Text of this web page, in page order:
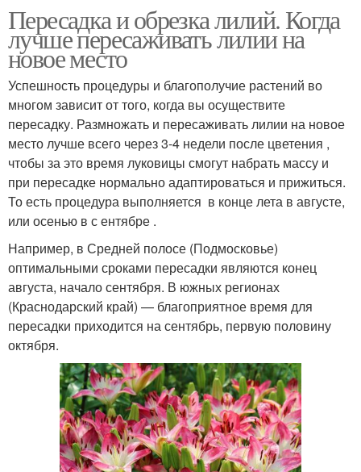
Пересадка и обрезка лилий. Когда
лучше пересаживать лилии на
новое место
Успешность процедуры и благополучие растений во
многом зависит от того, когда вы осуществите
пересадку. Размножать и пересаживать лилии на новое
место лучше всего через 3-4 недели после цветения ,
чтобы за это время луковицы смогут набрать массу и
при пересадке нормально адаптироваться и прижиться.
То есть процедура выполняется в конце лета в августе,
или осенью в с ентябре .
Например, в Средней полосе (Подмосковье)
оптимальными сроками пересадки являются конец
августа, начало сентября. В южных регионах
(Краснодарский край) — благоприятное время для
пересадки приходится на сентябрь, первую половину
октября.